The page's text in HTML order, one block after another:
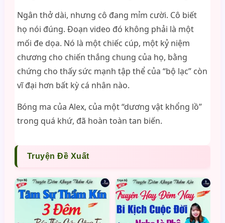
Ngân thở dài, nhưng cô đang mỉm cười. Cô biết
họ nói đúng. Đoạn video đó không phải là một
mối đe dọa. Nó là một chiếc cúp, một kỷ niệm
chương cho chiến thắng chung của họ, bằng
chứng cho thấy sức mạnh tập thể của “bộ lạc” còn
vĩ đại hơn bất kỳ cá nhân nào.
Bóng ma của Alex, của một “dương vật khổng lồ”
trong quá khứ, đã hoàn toàn tan biến.
Truyện Đề Xuất